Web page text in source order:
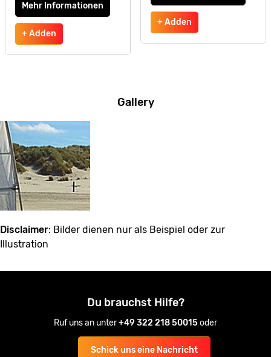
Mehr Informationen
+ Adden
+ Adden
Gallery
Disclaimer: Bilder dienen nur als Beispiel oder zur
Illustration
Du brauchst Hilfe?
Ruf uns an unter+49 322 218 50015oder
Schick uns eine Nachricht